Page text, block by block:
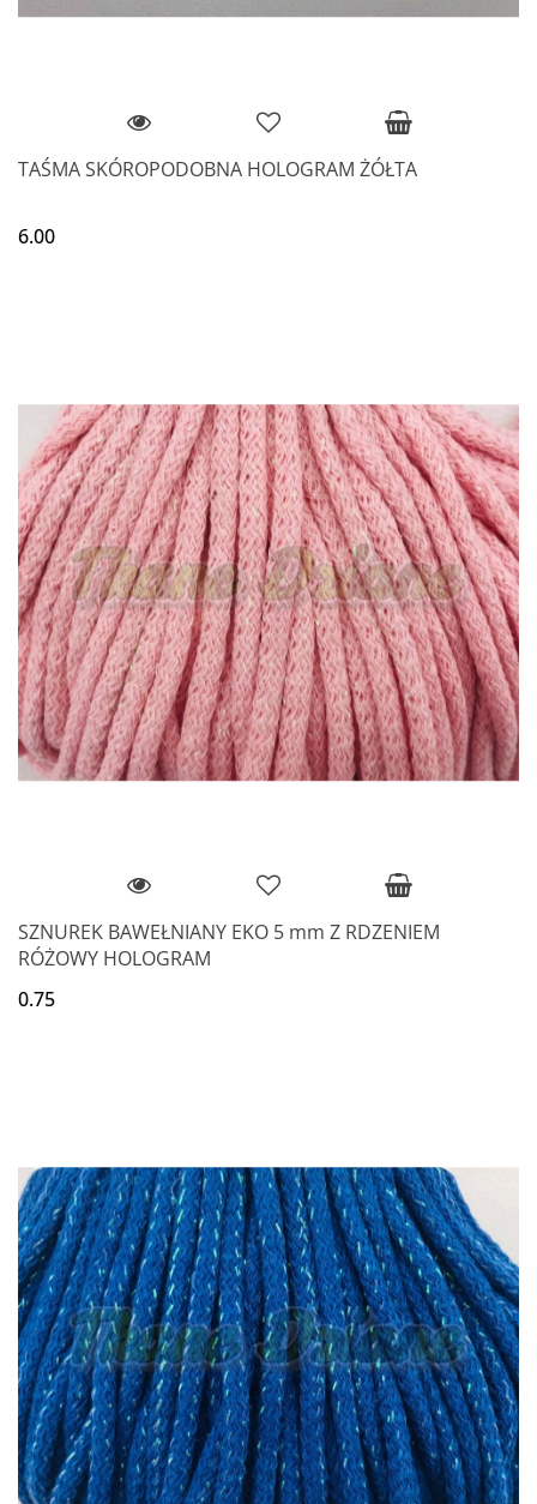
TAŚMA SKÓROPODOBNA HOLOGRAM ŻÓŁTA
6.00
SZNUREK BAWEŁNIANY EKO 5 mm Z RDZENIEM
RÓŻOWY HOLOGRAM
0.75